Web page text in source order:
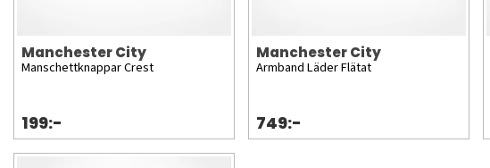
Manchester City
Manschettknappar Crest
199:-
Manchester City
Armband Läder Flätat
749:-